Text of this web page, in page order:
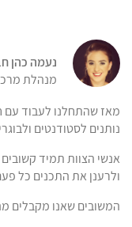
נעמה כהן
מנהלת
מאז שהתחלנו לעבוד עם
נותנים לסטודנטים
אנשי הצוות תמיד קשובים
ולרענן את התכנים כל
המשובים שאנו מקבלים